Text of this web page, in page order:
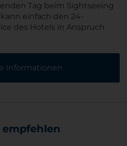
Tag beim Sightseeing
einfach den 24-
des Hotels in Anspruch
Informationen
empfehlen